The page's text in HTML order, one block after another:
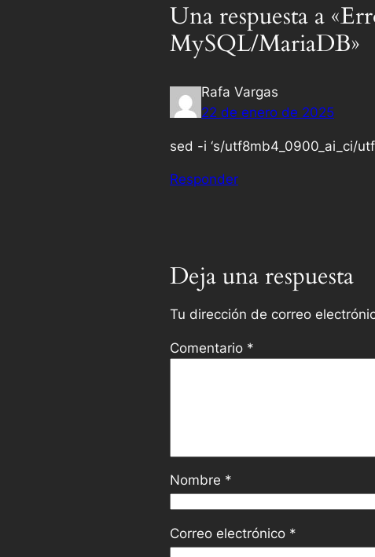
Una respuesta a
MySQL/MariaDB»
Rafa Vargas
22 de enero de 2025
sed -i ‘s/utf8mb4_0900_ai_ci/
Responder
Deja una respuesta
Tu dirección de correo
Comentario *
Nombre *
Correo electrónico *